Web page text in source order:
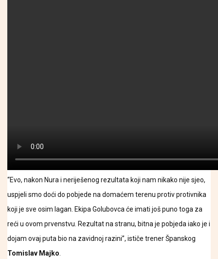
“Evo, nakon Nura i neriješenog rezultata koji nam nikako nije sjeo,
uspjeli smo doći do pobjede na domaćem terenu protiv protivnika
koji je sve osim lagan. Ekipa Golubovca će imati još puno toga za
reći u ovom prvenstvu. Rezultat na stranu, bitna je pobjeda iako je i
dojam ovaj puta bio na zavidnoj razini”, ističe trener Španskog
Tomislav Majko